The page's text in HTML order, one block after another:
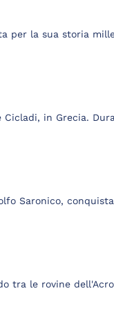
per la sua storia
in Grecia.
Saronico,
tra le rovine